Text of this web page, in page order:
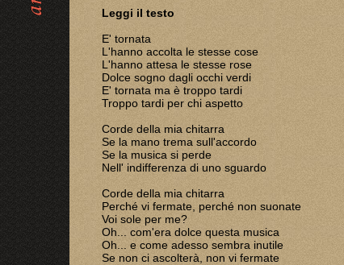
Leggi il testo
E' tornata
L'hanno accolta le stesse cose
L'hanno attesa le stesse rose
Dolce sogno dagli occhi verdi
E' tornata ma è troppo tardi
Troppo tardi per chi aspetto
Corde della mia chitarra
Se la mano trema sull'accordo
Se la musica si perde
Nell' indifferenza di uno sguardo
Corde della mia chitarra
Perché vi fermate, perché non suonate
Voi sole per me?
Oh... com'era dolce questa musica
Oh... e come adesso sembra inutile
Se non ci ascolterà, non vi fermate